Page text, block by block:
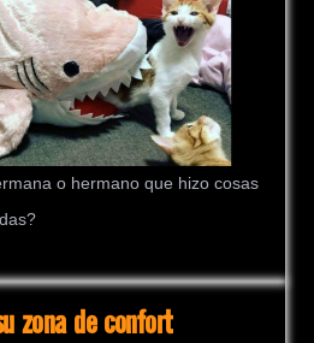
o hermano que hizo cosas
zona de confort